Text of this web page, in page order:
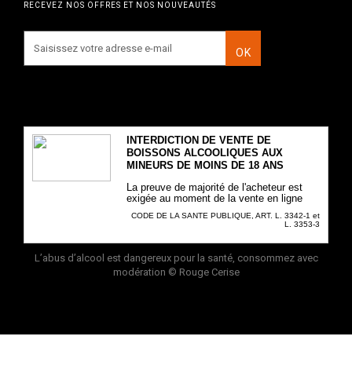
RECEVEZ NOS OFFRES ET NOS NOUVEAUTÉS
OK
INTERDICTION DE VENTE DE
BOISSONS ALCOOLIQUES AUX
MINEURS DE MOINS DE 18 ANS
La preuve de majorité de l'acheteur est
exigée au moment de la vente en ligne
CODE DE LA SANTE PUBLIQUE, ART. L. 3342-1 et
L. 3353-3
L’abus d’alcool est dangereux pour la santé, consommez avec
modération © Rouge Cerise